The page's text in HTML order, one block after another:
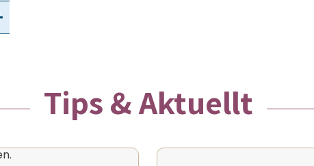
Tips & Aktuellt